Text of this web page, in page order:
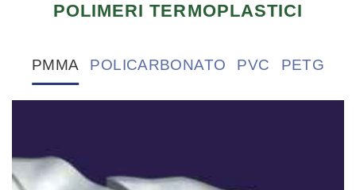
POLIMERI TERMOPLASTICI
PMMA POLICARBONATO PVC PETG